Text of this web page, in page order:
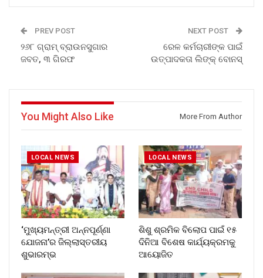
PREV POST
୨୬୮ ଗ୍ରାମ୍ ବ୍ରାଉନସୁଗାର
ଜବତ, ୩ ଗିରଫ
NEXT POST
ରେଳ କର୍ମଚାରୀଙ୍କ ପାଇଁ
ଉତ୍ପାଦକତା ଲିଙ୍କ୍ ବୋନସ୍
You Might Also Like More From Author
LOCAL NEWS
‘ମୁଖ୍ୟମନ୍ତ୍ରୀ ଅନ୍ନପୂର୍ଣ୍ଣା
ଯୋଜନା’ର ଜିଲ୍ଲାସ୍ତରୀୟ
ଶୁଭାରମ୍ଭ
LOCAL NEWS
ଶିଶୁ ଶ୍ରମିକ ବିଲୋପ ପାଇଁ ୧୫
ଦିନିଆ ବିଶେଷ କାର୍ଯ୍ୟକ୍ରମକୁ
ଆୟୋଜିତ